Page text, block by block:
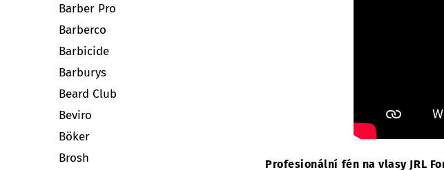
Barber Pro
Barberco
Barbicide
Barburys
Beard Club
Beviro
Böker
Brosh
Profesionální fén na vlasy JRL